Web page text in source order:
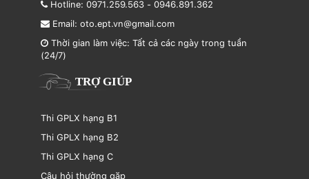
Hotline: 0971.259.563 - 0946.891.362
Email: oto.ept.vn@gmail.com
Thời gian làm việc: Tất cả các ngày trong tuần
(24/7)
TRỢ GIÚP
Thi GPLX hạng B1
Thi GPLX hạng B2
Thi GPLX hạng C
Câu hỏi thường gặp